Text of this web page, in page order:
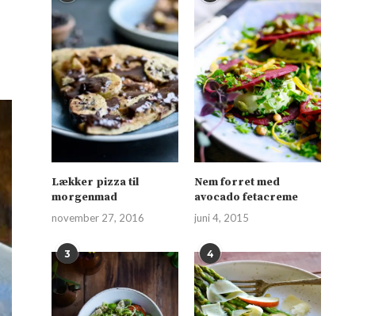
Lækker pizza til
morgenmad
november 27, 2016
Nem forret med
avocado fetacreme
juni 4, 2015
3 4